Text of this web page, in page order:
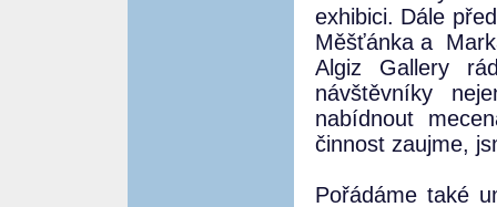
exhibici. Dále
Měšťánka a
Algiz Gallery
návštěvníky
nabídnout
činnost zaujme,
Pořádáme také